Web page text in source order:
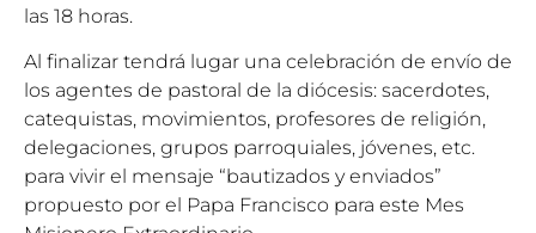
las 18 horas.
Al finalizar tendrá lugar una celebración de envío de
los agentes de pastoral de la diócesis: sacerdotes,
catequistas, movimientos, profesores de religión,
delegaciones, grupos parroquiales, jóvenes, etc.
para vivir el mensaje “bautizados y enviados”
propuesto por el Papa Francisco para este Mes